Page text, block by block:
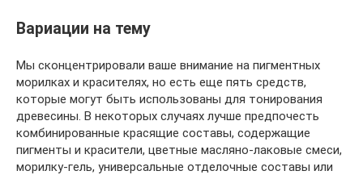
Вариации на тему
Мы сконцентрировали ваше внимание на пигментных
морилках и красителях, но есть еще пять средств,
которые могут быть использованы для тонирования
древесины. В некоторых случаях лучше предпочесть
комбинированные красящие составы, содержащие
пигменты и красители, цветные масляно-лаковые смеси,
морилку-гель, универсальные отделочные составы или